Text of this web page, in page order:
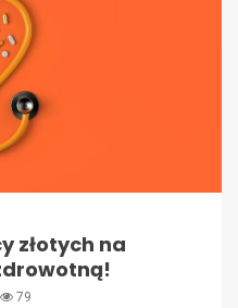
złotych na
79